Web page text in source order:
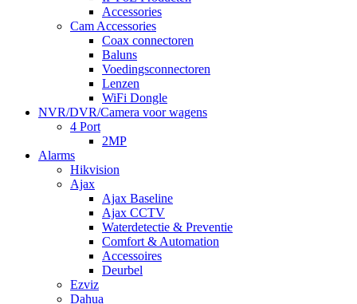
Accessories
Cam Accessories
Coax connectoren
Baluns
Voedingsconnectoren
Lenzen
WiFi Dongle
NVR/DVR/Camera voor wagens
4 Port
2MP
Alarms
Hikvision
Ajax
Ajax Baseline
Ajax CCTV
Waterdetectie & Preventie
Comfort & Automation
Accessoires
Deurbel
Ezviz
Dahua